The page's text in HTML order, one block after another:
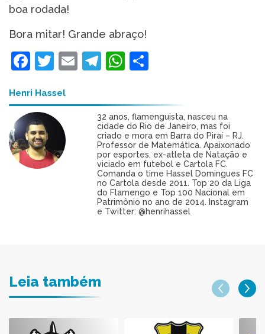
boa rodada!
Bora mitar! Grande abraço!
Facebook
Twitter
EmailTelegram
WhatsApp
Henri Hassel
32 anos, flamenguista, nasceu na
cidade do Rio de Janeiro, mas foi
criado e mora em Barra do Piraí – RJ.
Professor de Matemática. Apaixonado
por esportes, ex-atleta de Natação e
viciado em futebol e Cartola FC.
Comanda o time Hassel Domingues FC
no Cartola desde 2011. Top 20 da Liga
do Flamengo e Top 100 Nacional em
Patrimônio no ano de 2014. Instagram
e Twitter: @henrihassel
Leia também